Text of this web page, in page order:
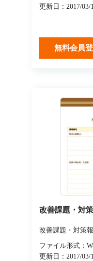
更新日：2017/03/
無料会員
改善課題・対
改善課題・対策
ファイル形式：
更新日：2017/03/